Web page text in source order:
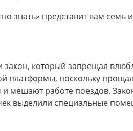
знать» представит вам семь
закон, который запрещал
платформы, поскольку
мешают работе поездов.
выделили специальные